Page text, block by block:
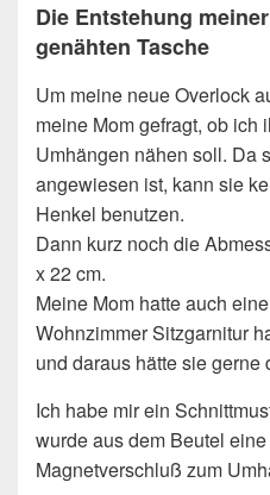
Die Entstehung
genähten Tasche
Um meine neue Overlock
meine Mom gefragt, ob ich
Umhängen nähen soll. Da
angewiesen ist, kann sie
Henkel benutzen.
Dann kurz noch die
x 22 cm.
Meine Mom hatte auch
Wohnzimmer Sitzgarnitur
und daraus hätte sie gerne
Ich habe mir ein
wurde aus dem Beutel
Magnetverschluß zum